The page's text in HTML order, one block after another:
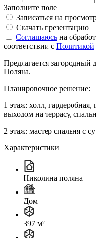
Заполните поле
Записаться на просмотр
Скачать презентацию
Соглашаюсь на
соответствии с Политикой
Предлагается
Поляна.
Планировочное решение:
1 этаж: холл, гардеробная,
выходом на террасу,
2 этаж: мастер спальня с
Характеристики
Николина поляна
Дом
397 м²